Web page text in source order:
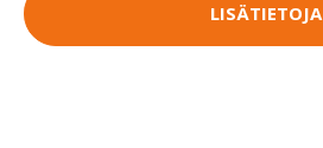
LISÄTIETOJA